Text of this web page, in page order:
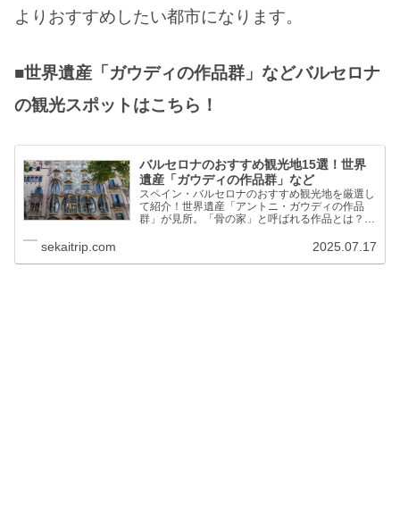
よりおすすめしたい都市になります。
■世界遺産「ガウディの作品群」などバルセロナ
の観光スポットはこちら！
バルセロナのおすすめ観光地15選！世界
遺産「ガウディの作品群」など
スペイン・バルセロナのおすすめ観光地を厳選し
て紹介！世界遺産「アントニ・ガウディの作品
群」が見所。「骨の家」と呼ばれる作品とは？4
ア市場、FCバルセロナのホームスタジアムなど
sekaitrip.com 2025.07.17